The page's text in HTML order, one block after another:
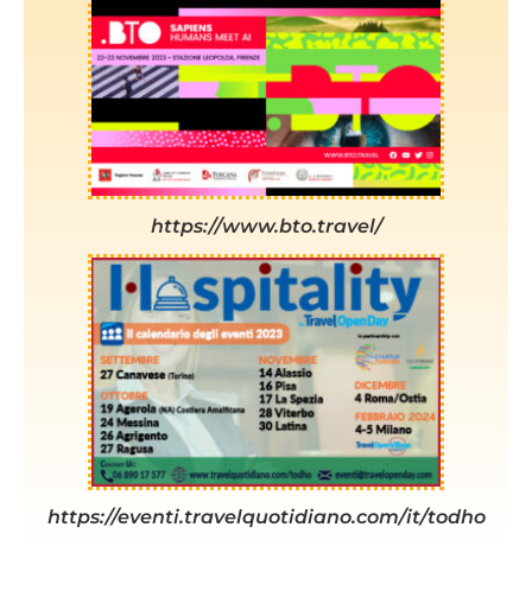
https://www.bto.travel/
https://eventi.travelquotidiano.com/it/todho